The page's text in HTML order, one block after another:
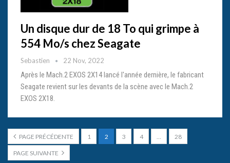
Un disque dur de 18 To qui grimpe à
554 Mo/s chez Seagate
Sebastien 22 Nov, 2022
Après le Mach.2 EXOS 2X14 lancé l'année dernière, le fabricant
Seagate revient sur les devants de la scène avec le Mach.2
EXOS 2X18.
PAGE PRÉCÉDENTE 1 2 3 4 … 28
PAGE SUIVANTE